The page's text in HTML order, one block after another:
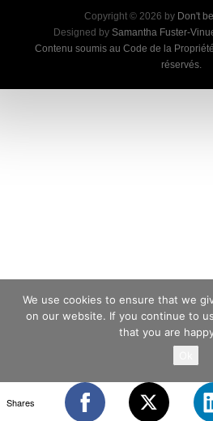
Copyright © 2026 by Don't
Designed by Samantha Fuster-
Contenu soumis au Code de la
réservés.
We use cookies to ensure that we
on our website. If you continue to
that you are
Shares